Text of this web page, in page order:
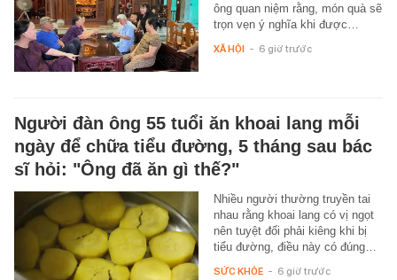
ông quan niệm rằng, món quà sẽ
trọn vẹn ý nghĩa khi được…
XÃ HỘI - 6 giờ trước
Người đàn ông 55 tuổi ăn khoai lang mỗi
ngày để chữa tiểu đường, 5 tháng sau bác
sĩ hỏi: "Ông đã ăn gì thế?"
Nhiều người thường truyền tai
nhau rằng khoai lang có vị ngọt
nên tuyệt đối phải kiêng khi bị
tiểu đường, điều này có đúng…
SỨC KHỎE - 6 giờ trước